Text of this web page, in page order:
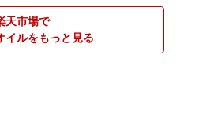
天市場で
イルをもっと見る